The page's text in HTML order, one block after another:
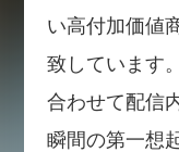
い高付加価値
致しています
合わせて配信
瞬間の第一想